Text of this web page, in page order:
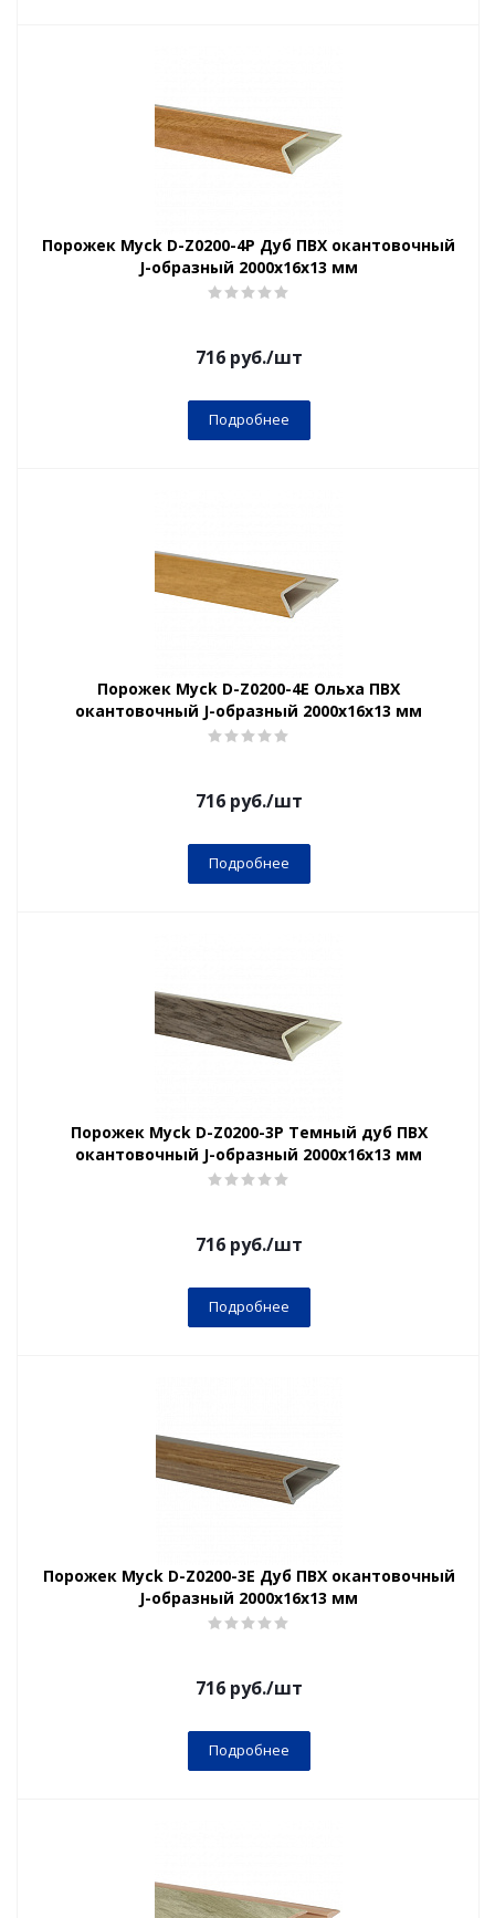
Порожек Myck D-Z0200-4Р Дуб ПВХ окантовочный
J-образный 2000х16х13 мм
716руб./шт
Подробнее
Порожек Myck D-Z0200-4Е Ольха ПВХ
окантовочный J-образный 2000х16х13 мм
716руб./шт
Подробнее
Порожек Myck D-Z0200-3Р Темный дуб ПВХ
окантовочный J-образный 2000х16х13 мм
716руб./шт
Подробнее
Порожек Myck D-Z0200-3Е Дуб ПВХ окантовочный
J-образный 2000х16х13 мм
716руб./шт
Подробнее